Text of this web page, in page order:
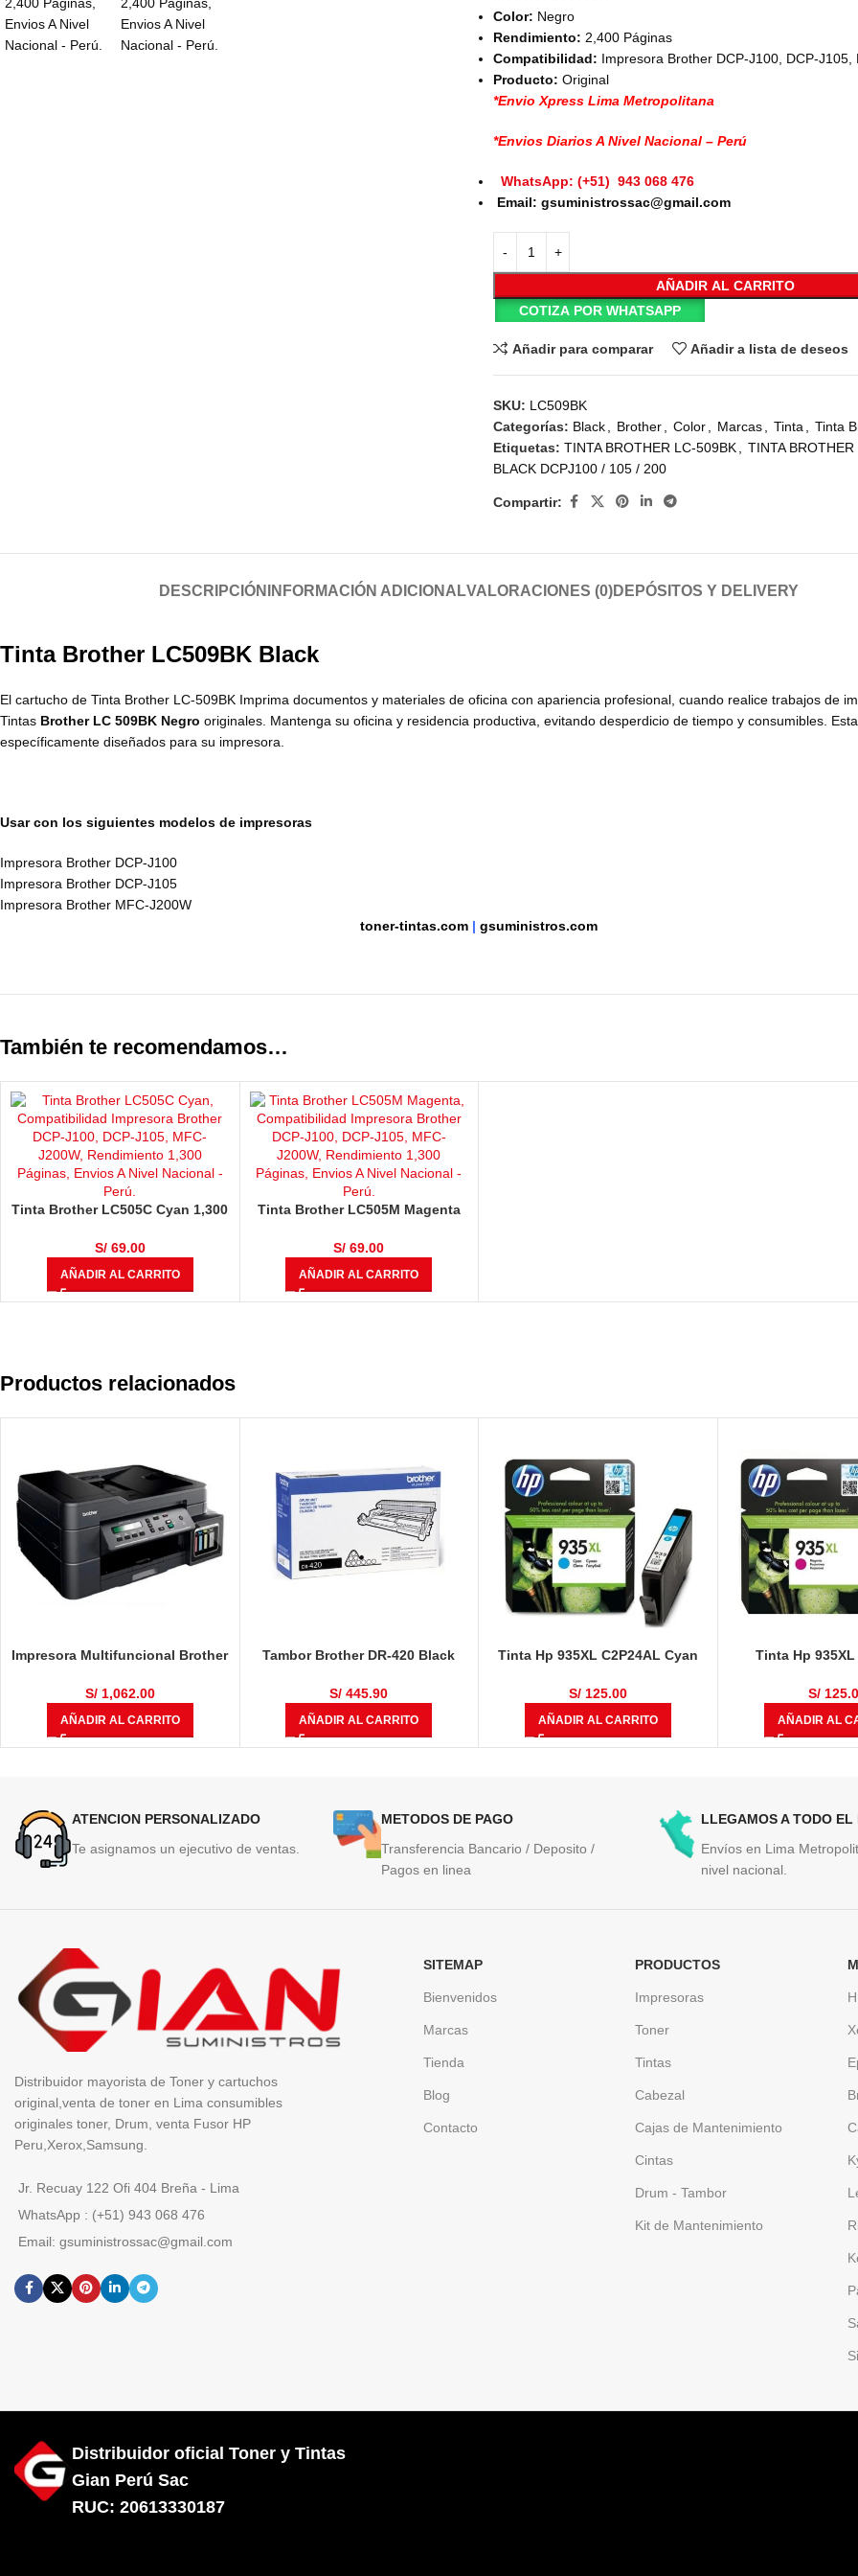
Color: Negro
Rendimiento: 2,400 Páginas
Compatibilidad: Impresora Brother DCP-J100, DCP-J105,
Producto: Original
*Envio Xpress Lima Metropolitana
*Envios Diarios A Nivel Nacional – Perú
WhatsApp: (+51) 943 068 476
Email: gsuministrossac@gmail.com
AÑADIR AL CARRITO
COTIZA POR WHATSAPP
Añadir para comparar Añadir a lista de deseos
SKU: LC509BK
Categorías: Black Brother Color Marcas Tinta
Tinta
Etiquetas: TINTA BROTHER LC-509BK
TINTA
BLACK DCPJ100 / 105 / 200
Compartir:
DESCRIPCIÓN INFORMACIÓN ADICIONALVALORACIONES (0)DEPÓSITOS Y DELIVERY
Tinta Brother LC509BK Black
El cartucho de Tinta Brother LC-509BK Imprima documentos y materiales de oficina con apariencia profesional, cuando realice trabajos de
Tintas Brother LC 509BK Negro originales. Mantenga su oficina y residencia productiva, evitando desperdicio de tiempo y consumibles.
específicamente diseñados para su impresora.
Usar con los siguientes modelos de impresoras
Impresora Brother DCP-J100
Impresora Brother DCP-J105
Impresora Brother MFC-J200W
toner-tintas.com |gsuministros.com
También te recomendamos…
Tinta Brother LC505C Cyan 1,300
S/69.00
AÑADIR AL CARRITO
Tinta Brother LC505M Magenta
S/ 69.00
AÑADIR AL CARRITO
Productos relacionados
Impresora Multifuncional Brother
S/1,062.00
AÑADIR AL CARRITO
Tambor Brother DR-420 Black
S/ 445.90
AÑADIR AL CARRITO
Tinta Hp 935XL C2P24AL Cyan
S/ 125.00
AÑADIR AL CARRITO
Tinta Hp 935XL
S/
AÑADIR AL
ATENCION PERSONALIZADO
Te asignamos un ejecutivo de ventas.
METODOS DE PAGO
Transferencia Bancario / Deposito /
Pagos en linea
LLEGAMOS A TODO EL
Envíos en Lima
nivel nacional.
Distribuidor mayorista de Toner y cartuchos
original,venta de toner en Lima consumibles
originales toner, Drum, venta Fusor HP
Peru,Xerox,Samsung.
Jr. Recuay 122 Ofi 404 Breña - Lima
WhatsApp : (+51) 943 068 476
Email: gsuministrossac@gmail.com
SITEMAP
Bienvenidos
Marcas
Tienda
Blog
Contacto
PRODUCTOS
Impresoras
Toner
Tintas
Cabezal
Cajas de Mantenimiento
Cintas
Drum - Tambor
Kit de Mantenimiento
Distribuidor oficial Toner y Tintas
Gian Perú Sac
RUC: 20613330187